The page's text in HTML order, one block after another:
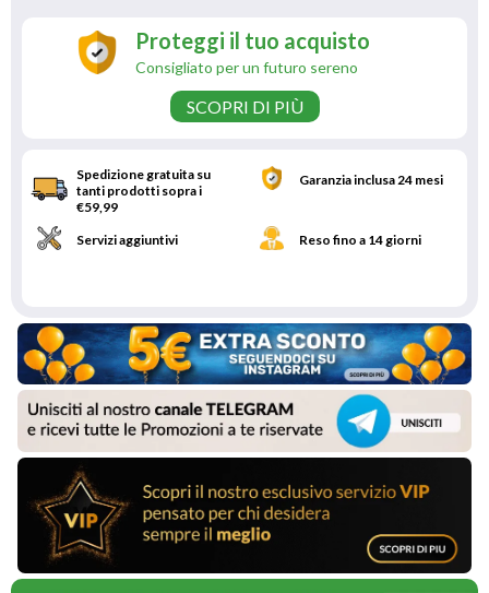
Proteggi il tuo acquisto
Consigliato per un futuro sereno
SCOPRI DI PIÙ
Spedizione gratuita su
tanti prodotti sopra i
€59,99
Garanzia inclusa 24 mesi
Servizi aggiuntivi Reso fino a 14 giorni